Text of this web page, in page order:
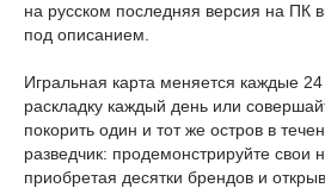
на русском последняя версия на ПК
под описанием.
Игральная карта меняется каждые
раскладку каждый день или
покорить один и тот же остров в
разведчик: продемонстрируйте свои
приобретая десятки брендов и